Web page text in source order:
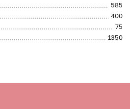
585
400
75
1350